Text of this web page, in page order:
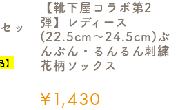
ッ
【靴下屋コラボ第2
弾】レディース
(22.5cm～24.5cm)ぶ
んぶん・るんるん刺繍
花柄ソックス
¥1,430